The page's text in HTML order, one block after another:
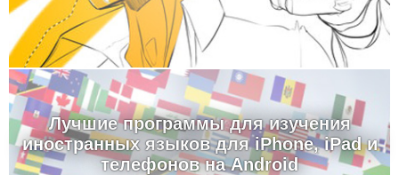
Лучшие программы для изучения
иностранных языков для iPhone, iPad и
телефонов на Android